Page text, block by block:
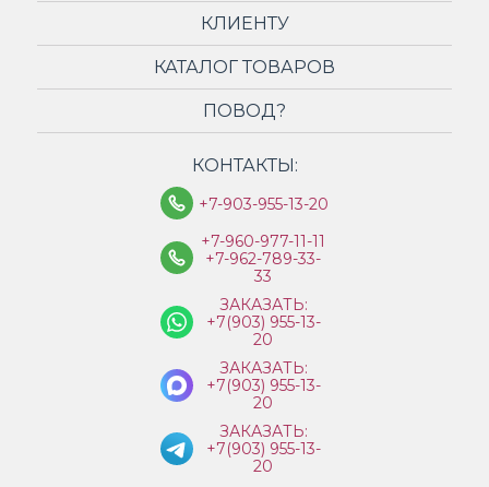
КЛИЕНТУ
КАТАЛОГ ТОВАРОВ
ПОВОД?
КОНТАКТЫ:
+7-903-955-13-20
+7-960-977-11-11
+7-962-789-33-
33
ЗАКАЗАТЬ:
+7(903) 955-13-
20
ЗАКАЗАТЬ:
+7(903) 955-13-
20
ЗАКАЗАТЬ:
+7(903) 955-13-
20